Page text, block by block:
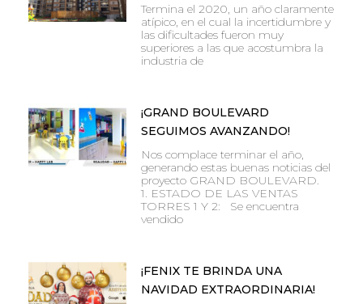
Termina el 2020, un año claramente
atípico, en el cual la incertidumbre y
las dificultades fueron muy
superiores a las que acostumbra la
industria de
¡GRAND BOULEVARD
SEGUIMOS AVANZANDO!
Nos complace terminar el año,
generando estas buenas noticias del
proyecto GRAND BOULEVARD.
1. ESTADO DE LAS VENTAS
TORRES 1 Y 2: Se encuentra
vendido
¡FENIX TE BRINDA UNA
NAVIDAD EXTRAORDINARIA!